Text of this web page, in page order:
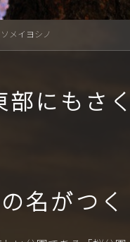
ソメイヨシノ
部にもさ
名がつく